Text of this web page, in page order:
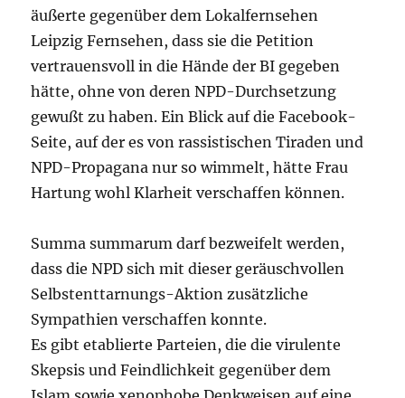
äußerte gegenüber dem Lokalfernsehen
Leipzig Fernsehen, dass sie die Petition
vertrauensvoll in die Hände der BI gegeben
hätte, ohne von deren NPD-Durchsetzung
gewußt zu haben. Ein Blick auf die Facebook-
Seite, auf der es von rassistischen Tiraden und
NPD-Propagana nur so wimmelt, hätte Frau
Hartung wohl Klarheit verschaffen können.
Summa summarum darf bezweifelt werden,
dass die NPD sich mit dieser geräuschvollen
Selbstenttarnungs-Aktion zusätzliche
Sympathien verschaffen konnte.
Es gibt etablierte Parteien, die die virulente
Skepsis und Feindlichkeit gegenüber dem